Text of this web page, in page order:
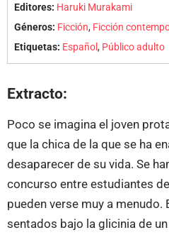
Editores: Haruki Murakami
Géneros: Ficción, Ficción
Etiquetas: Español, Público adulto
Extracto:
Poco se imagina el joven
que la chica de la que se ha
desaparecer de su vida. Se
concurso entre estudiantes
pueden verse muy a menudo.
sentados bajo la glicinia de